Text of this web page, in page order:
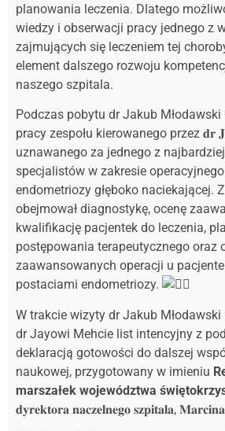
planowania leczenia. Dlatego
wiedzy i obserwacji pracy jednego z
zajmujących się leczeniem tej
element dalszego rozwoju
naszego szpitala.
Podczas pobytu dr Jakub Młodawski
pracy zespołu kierowanego przez 𝐝𝐫
uznawanego za jednego z
specjalistów w zakresie
endometriozy głęboko naciekającej.
obejmował diagnostykę, ocenę
kwalifikację pacjentek do leczenia,
postępowania terapeutycznego oraz
zaawansowanych operacji u
postaciami endometriozy.
W trakcie wizyty dr Jakub Młodawski
dr Jayowi Mehcie list intencyjny z
deklaracją gotowości do dalszej
naukowej, przygotowany w imieniu
marszałek województwa
𝐝𝐲𝐫𝐞𝐤𝐭𝐨𝐫𝐚 𝐧𝐚𝐜𝐳𝐞𝐥𝐧𝐞𝐠𝐨 𝐬𝐳𝐩𝐢𝐭𝐚𝐥𝐚,